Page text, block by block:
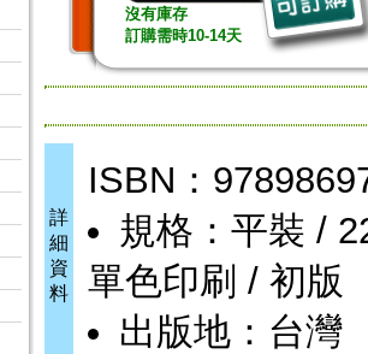
沒有庫存
訂購需時10-14天
詳
細
資
料
ISBN：
規格：平裝 /
單色印刷 / 初版
出版地：台灣